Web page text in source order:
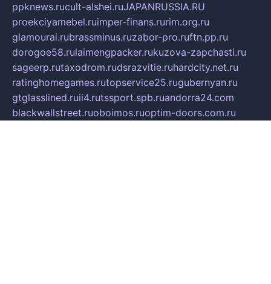
ppknews.rucult-alshei.ruJAPANRUSSIA.RU
proekciyamebel.ruimper-finans.rurim.org.ru
glamourai.rubrassminus.ruzabor-pro.ruftn.pp.ru
dorogoe58.rulaimengpacker.rukuzova-zapchasti.ru
sageerp.rutaxodrom.rudsrazvitie.ruhardcity.net.ru
ratinghomegames.rutopservice25.rugubernyan.ru
gtglasslined.ruii4.rutssport.spb.ruandorra24.com
blackwallstreet.ruoboimos.ruoptim-doors.com.ru